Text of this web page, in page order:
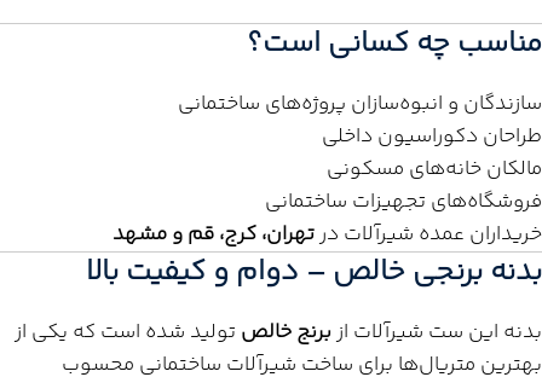
مناسب چه کسانی است؟
سازندگان و انبوه‌سازان پروژه‌های ساختمانی
طراحان دکوراسیون داخلی
مالکان خانه‌های مسکونی
فروشگاه‌های تجهیزات ساختمانی
خریداران عمده شیرآلات درتهران، کرج، قم و مشهد
بدنه برنجی خالص – دوام و کیفیت بالا
بدنه این ست شیرآلات ازبرنج خالص تولید شده است که یکی از
بهترین متریال‌ها برای ساخت شیرآلات ساختمانی محسوب